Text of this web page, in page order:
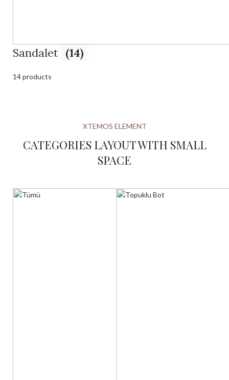
Sandalet (14)
14 products
XTEMOS ELEMENT
CATEGORIES LAYOUT WITH SMALL
SPACE